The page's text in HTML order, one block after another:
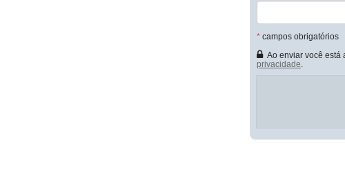
* campos obrigatórios
Ao enviar você está
privacidade